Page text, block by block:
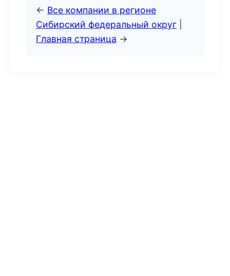
← Все компании в регионе
Сибирский федеральный округ
Главная страница →